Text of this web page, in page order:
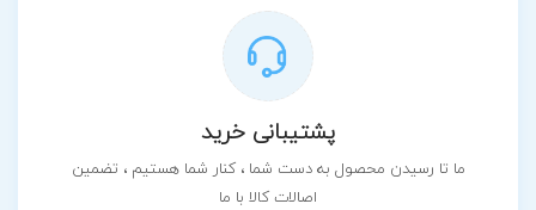
پشتیبانی خرید
ما تا رسیدن محصول به دست شما ، کنار شما هستیم ، تضمین
اصالات کالا با ما